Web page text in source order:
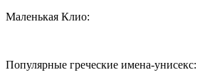
Маленькая Клио:
Популярные греческие имена-унисекс: